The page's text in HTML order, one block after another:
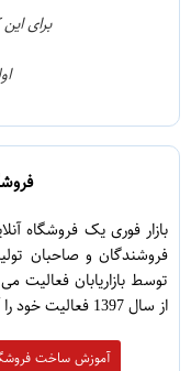
برای
بازار فوری یک فروشگاه
فروشندگان و صاحبان
توسط بازاریابان فعالیت
از سال 1397 فعالیت خود را آغاز نموده است.
آموزش ساخت